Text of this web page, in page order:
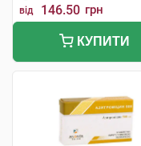
від 146.50 грн
КУПИТИ